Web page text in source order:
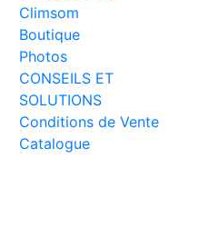
Climsom
Boutique
Photos
CONSEILS ET
SOLUTIONS
Conditions de Vente
Catalogue